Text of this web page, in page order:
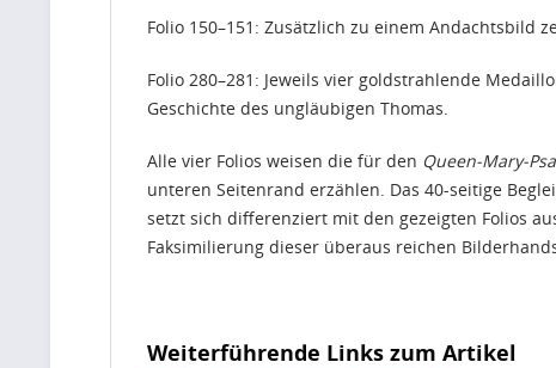
Folio 150–151: Zusätzlich zu einem Andachtsbild
Folio 280–281: Jeweils vier goldstrahlende
Geschichte des ungläubigen Thomas.
Alle vier Folios weisen die für den Queen-Mary-
unteren Seitenrand erzählen. Das 40-seitige
setzt sich differenziert mit den gezeigten Folios
Faksimilierung dieser überaus reichen
Weiterführende Links zum Artikel